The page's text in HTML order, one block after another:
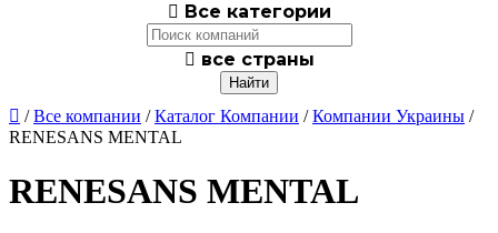
 Все категории
 все страны
 /Все компании /Каталог Компании /Компании Украины /
RENESANS MENTAL
RENESANS MENTAL